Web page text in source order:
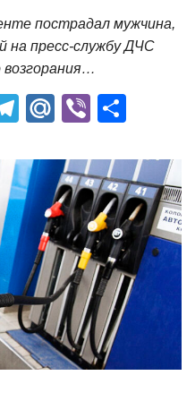
пострадал мужчина,
на пресс-службу ДЧС
T
e
gr
a
m
M
.R
u
Vi
er п
р
а
в
и
т